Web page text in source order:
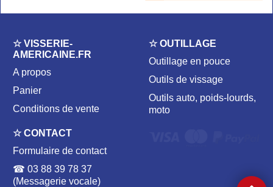
☆ VISSERIE-
AMERICAINE.FR
A propos
Panier
Conditions de vente
☆ OUTILLAGE
Outillage en pouce
Outils de vissage
Outils auto, poids-lourds,
moto
☆ CONTACT
Formulaire de contact
☎ 03 88 39 78 37
(Messagerie vocale)